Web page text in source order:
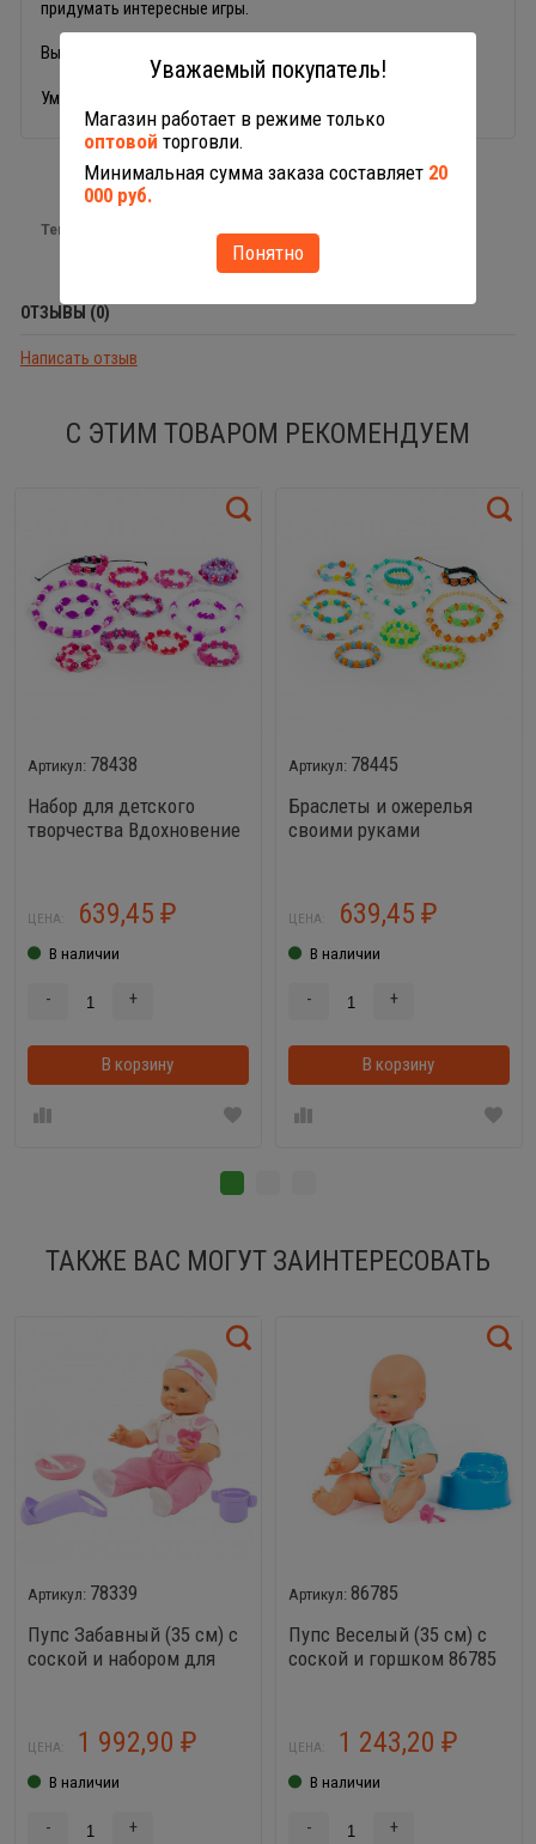
придумать интересные игры.
Высота куклы: 37 см.
Умная кукла упакована в красивую подарочную коробочку.
Теги:
ОТЗЫВЫ (0)
Написать отзыв
С ЭТИМ ТОВАРОМ РЕКОМЕНДУЕМ
78438
Набор для детского
творчества Вдохновение
ЦЕНА: 639,45 ₽
В наличии
- +
В корзину В корзинке
78445
Браслеты и ожерелья
своими руками
ЦЕНА: 639,45 ₽
В наличии
- +
В корзину
ТАКЖЕ ВАС МОГУТ ЗАИНТЕРЕСОВАТЬ
78339
Пупс Забавный (35 см) с
соской и набором для
ЦЕНА: 1 992,90 ₽
В наличии
- +
86785
Пупс Веселый (35 см) с
соской и горшком 86785
ЦЕНА: 1 243,20 ₽
В наличии
- +
Уважаемый покупатель!
Магазин работает в режиме только
оптовой торговли.
Минимальная сумма заказа составляет 20
000 руб.
Понятно